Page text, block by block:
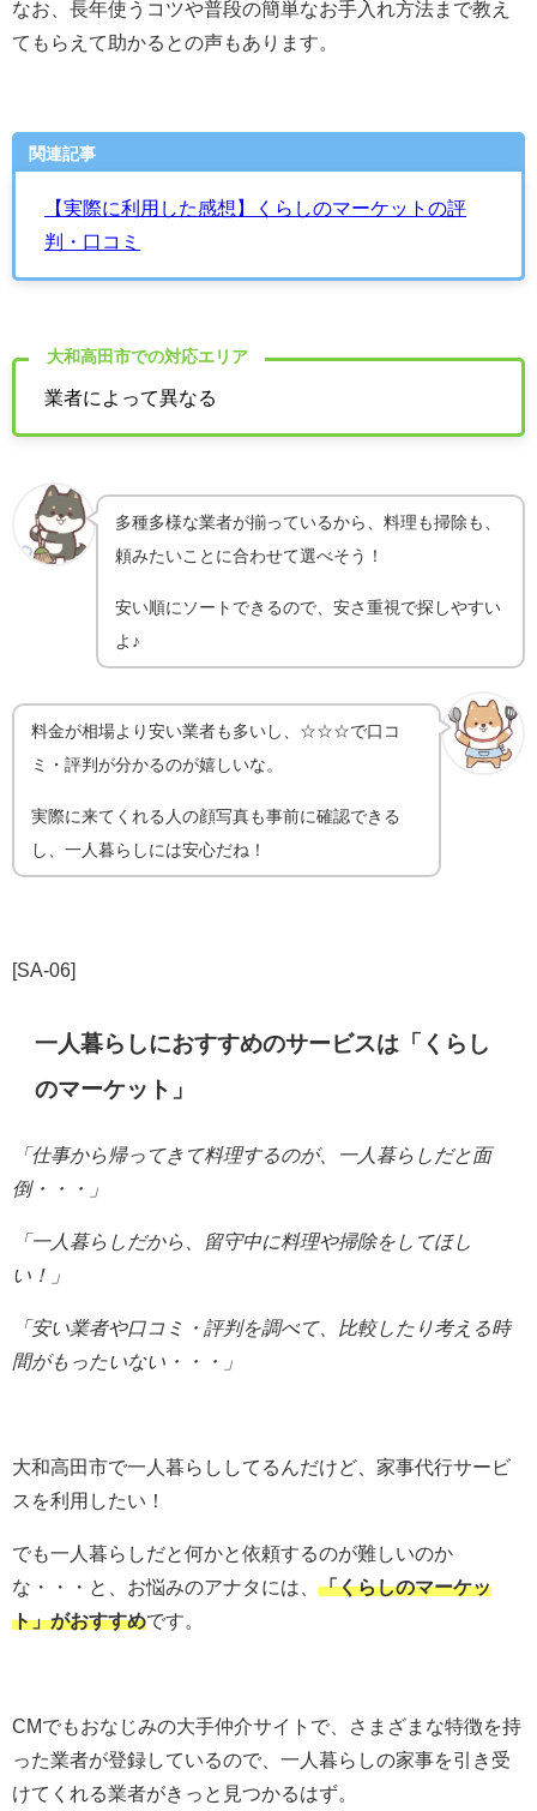
なお、長年使うコツや普段の簡単なお手入れ方法まで教え
てもらえて助かるとの声もあります。
関連記事
【実際に利用した感想】くらしのマーケットの評
判・口コミ
大和高田市での対応エリア
業者によって異なる
多種多様な業者が揃っているから、料理も掃除も、
頼みたいことに合わせて選べそう！
安い順にソートできるので、安さ重視で探しやすい
よ♪
料金が相場より安い業者も多いし、☆☆☆で口コ
ミ・評判が分かるのが嬉しいな。
実際に来てくれる人の顔写真も事前に確認できる
し、一人暮らしには安心だね！
[SA-06]
一人暮らしにおすすめのサービスは「くらし
のマーケット」
「仕事から帰ってきて料理するのが、一人暮らしだと面
倒・・・」
「一人暮らしだから、留守中に料理や掃除をしてほし
い！」
「安い業者や口コミ・評判を調べて、比較したり考える時
間がもったいない・・・」
大和高田市で一人暮らししてるんだけど、家事代行サービ
スを利用したい！
でも一人暮らしだと何かと依頼するのが難しいのか
な・・・と、お悩みのアナタには、 「くらしのマーケッ
ト」がおすすめです。
CMでもおなじみの大手仲介サイトで、さまざまな特徴を持
った業者が登録しているので、一人暮らしの家事を引き受
けてくれる業者がきっと見つかるはず。